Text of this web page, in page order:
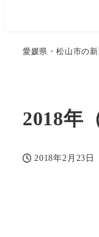
愛媛県・松山市の
2018年
投稿日
2018年2月23日